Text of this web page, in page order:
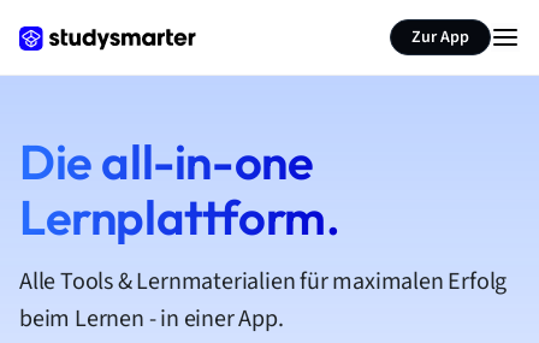
Zur App
Die all-in-one
Lernplattform.
Alle Tools & Lernmaterialien für maximalen Erfolg
beim Lernen - in einer App.